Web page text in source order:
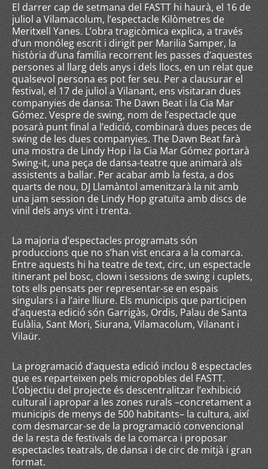
El darrer cap de setmana del FASTT hi haurà, el 16 de
juliol a Vilamacolum, l’espectacle Kilòmetres de
Meritxell Yanes. L’obra tragicòmica explica, a través
d’un monóleg escrit i dirigit per Marilia Samper, la
història d’una família recorrent les passes d’aquestes
persones al llarg dels anys i dels llocs, en un relat que
qualsevol persona es pot fer seu. Per a clausurar el
festival, el 17 de juliol a Vilanant, ens visitaran dues
companyies de dansa: The Dawn Beat i la Cia Mar
Gómez. Vespre de swing, nom de l’espectacle que
posarà punt final a l’edició, combinarà dues peces de
swing de les dues companyies. The Dawn Beat farà
una mostra de Lindy Hop i la Cia Mar Gómez portarà
Swing-it, una peça de dansa-teatre que animarà als
assistents a ballar. Per acabar amb la festa, a dos
quarts de nou, DJ Llamàntol amenitzarà la nit amb
una jam session de Lindy Hop gratuïta amb discs de
vinil dels anys vint i trenta.
La majoria d’espectacles programats són
produccions que no s’han vist encara a la comarca.
Entre aquests hi ha teatre de text, circ, un espectacle
itinerant pel bosc, clown i sessions de swing i cuplets,
tots ells pensats per representar-se en espais
singulars i a l’aire lliure. Els municipis que participen
d’aquesta edició són Garrigàs, Ordis, Palau de Santa
Eulàlia, Sant Mori, Siurana, Vilamacolum, Vilanant i
Vilaür.
La programació d’aquesta edició inclou 8 espectacles
que es reparteixen pels micropobles del FASTT.
L’objectiu del projecte és descentralitzar l’exhibició
cultural i apropar a les zones rurals –concretament a
municipis de menys de 500 habitants– la cultura, així
com desmarcar-se de la programació convencional
de la resta de festivals de la comarca i proposar
espectacles teatrals, de dansa i de circ de mitjà i gran
format.